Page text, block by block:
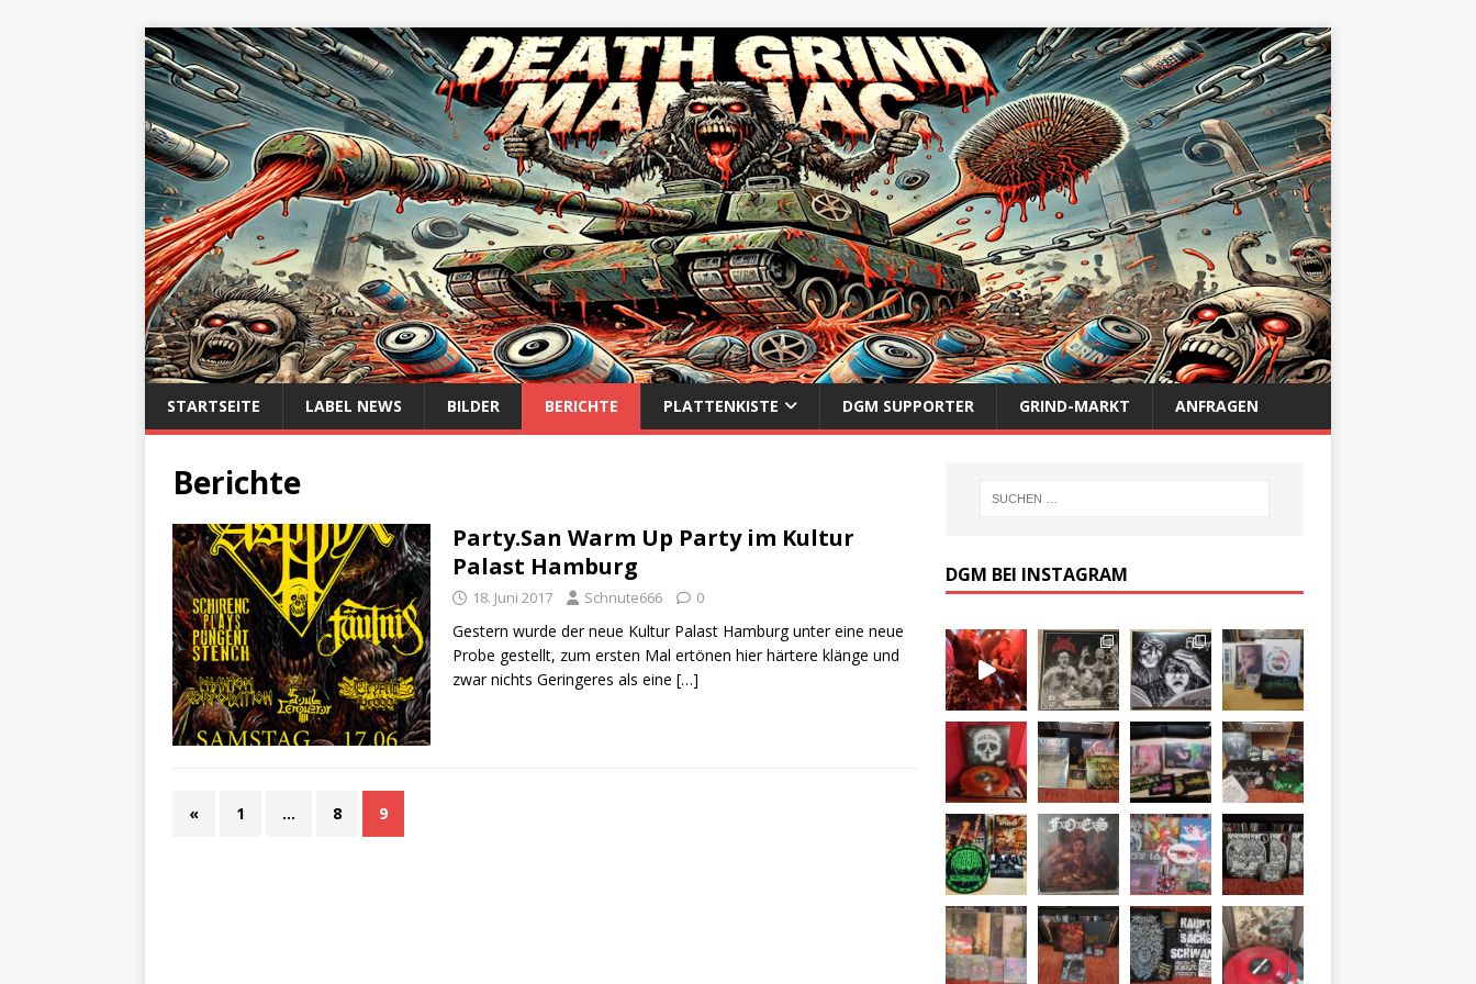
STARTSEITE LABEL NEWS BILDER BERICHTE PLATTENKISTE DGM SUPPORTER GRIND-MARKT ANFRAGEN
Berichte
Party.San Warm Up Party im Kultur
Palast Hamburg
18. Juni 2017 Schnute666 0
Gestern wurde der neue Kultur Palast Hamburg unter eine neue
Probe gestellt, zum ersten Mal ertönen hier härtere klänge und
zwar nichts Geringeres als eine […]
« 1 … 8 9
DGM BEI INSTAGRAM